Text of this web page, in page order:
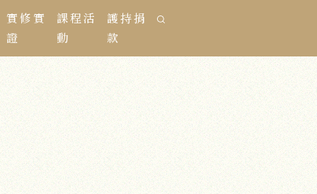
實修實
證
課程活
動
護持捐
款